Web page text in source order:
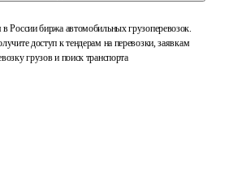
биржа автомобильных грузоперевозок.
доступ к тендерам на перевозки, заявкам
грузов и поиск транспорта